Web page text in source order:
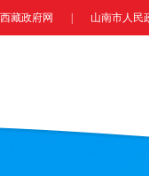
西藏政府网 山南市人民